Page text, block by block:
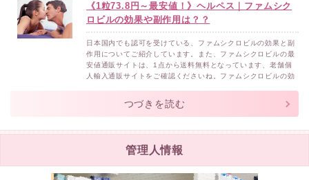
《1粒73.8円～最安値！》ヘルペス｜ファムシク
ロビルの効果や副作用は？？
日本国内でも認可を受けている、ファムシクロビルの効果と副
作用についてご紹介しています。また、ファムシクロビルの最
安値通販サイトは、1点から送料無料となっています、老舗個
人輸入通販サイトをご確認くださいね。ファムシクロビルの効
たヘルペスの改善などに利用することが可能です。主に体内で
ウイルスが増えるのを抑制する効果があり、発病期間のはじめ
つづきを読む
管理人情報